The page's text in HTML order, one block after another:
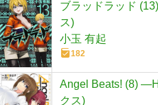
ブラッドラッド
ス)
小玉 有起
182
Angel Beats! (8)
クス)